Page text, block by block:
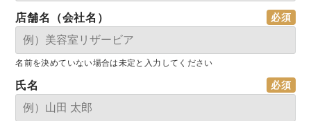
店舗名（会社名）
名前を決めていない場合は未定と入力してください
氏名